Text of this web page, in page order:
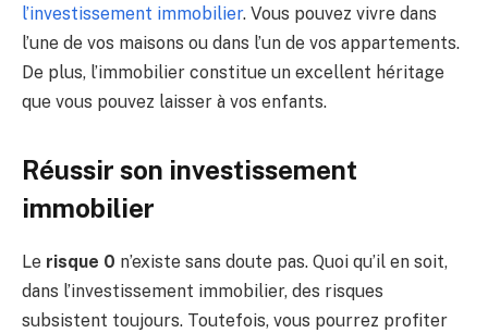
l’investissement immobilier. Vous pouvez vivre dans
l’une de vos maisons ou dans l’un de vos appartements.
De plus, l’immobilier constitue un excellent héritage
que vous pouvez laisser à vos enfants.
Réussir son investissement
immobilier
Le risque 0 n’existe sans doute pas. Quoi qu’il en soit,
dans l’investissement immobilier, des risques
subsistent toujours. Toutefois, vous pourrez profiter